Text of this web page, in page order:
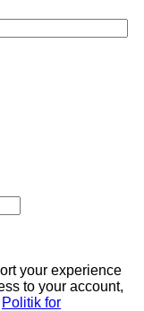
your experience
to your account,
Politik for